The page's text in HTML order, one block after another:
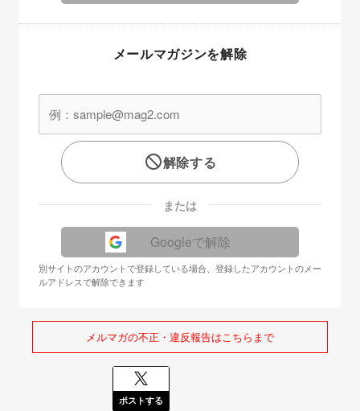
メールマガジンを解除
解除する
または
Googleで解除
別サイトのアカウントで登録している場合、登録したアカウントのメー
ルアドレスで解除できます
メルマガの不正・違反報告はこちらまで
ポストする